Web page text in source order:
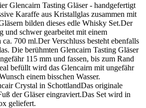
Glencairn Tasting Gläser - handgefertigt
Karaffe aus Kristallglas zusammen mit
bilden dieses edle Whisky Set.Der
und schwer gearbeitet mit einem
700 ml.Der Verschluss besteht ebenfalls
Die berühmten Glencairn Tasting Gläser
115 mm und fassen, bis zum Rand
befüllt wird das Glencairn mit ungefähr
einem bisschen Wasser.
Crystal in SchottlandDas originale
der Gläser eingraviert.Das Set wird in
geliefert.